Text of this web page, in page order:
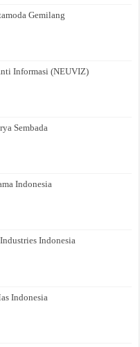
Gemilang
Informasi (NEUVIZ)
Sembada
Indonesia
Indonesia
Indonesia